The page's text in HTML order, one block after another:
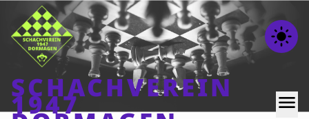
light_mode
SCHACHVEREIN
1947 menu